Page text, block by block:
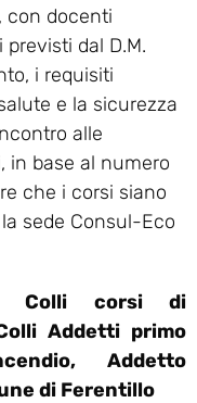
con docenti
dal D.M.
i requisiti
e la sicurezza
alle
in base al numero
che i corsi siano
sede Consul-Eco
Colli corsi di
Addetti primo
Addetto
di Ferentillo